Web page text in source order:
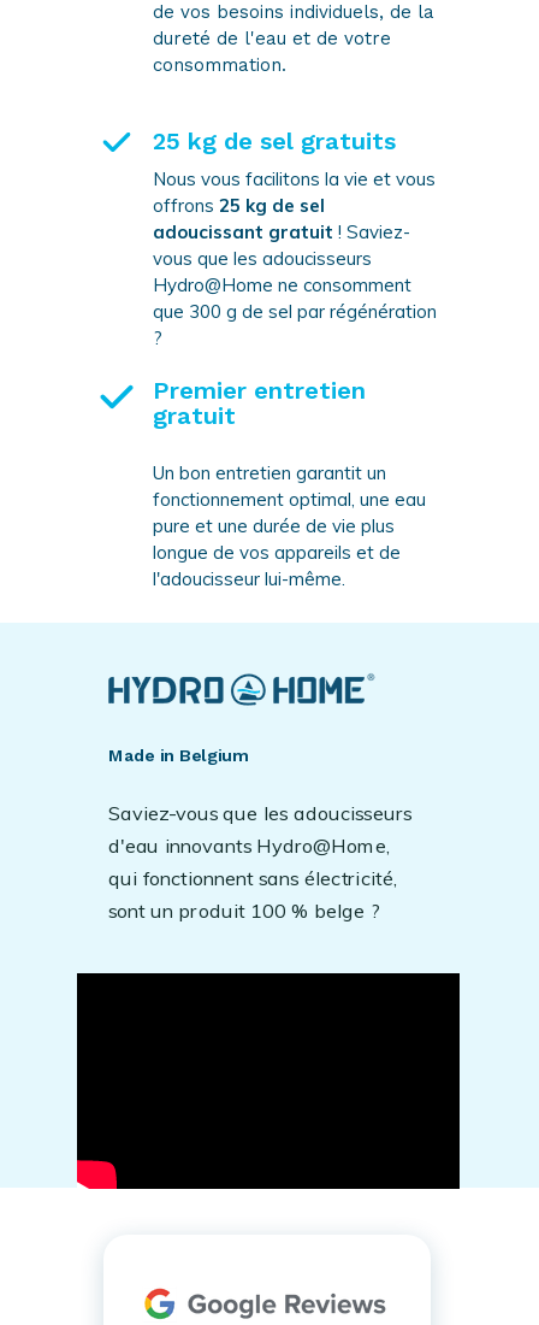
Saviez-vous que les adoucisseurs
d'eau innovants Hydro@Home,
qui fonctionnent sans électricité,
sont un produit 100 % belge ?
Made in Belgium
de vos besoins individuels, de la
dureté de l'eau et de votre
consommation.
Nous vous facilitons la vie et vous
offrons 25 kg de sel
adoucissant gratuit ! Saviez-
vous que les adoucisseurs
Hydro@Home ne consomment
que 300 g de sel par régénération
?
Un bon entretien garantit un
fonctionnement optimal, une eau
pure et une durée de vie plus
longue de vos appareils et de
l'adoucisseur lui-même.
25 kg de sel gratuits
Premier entretien
gratuit